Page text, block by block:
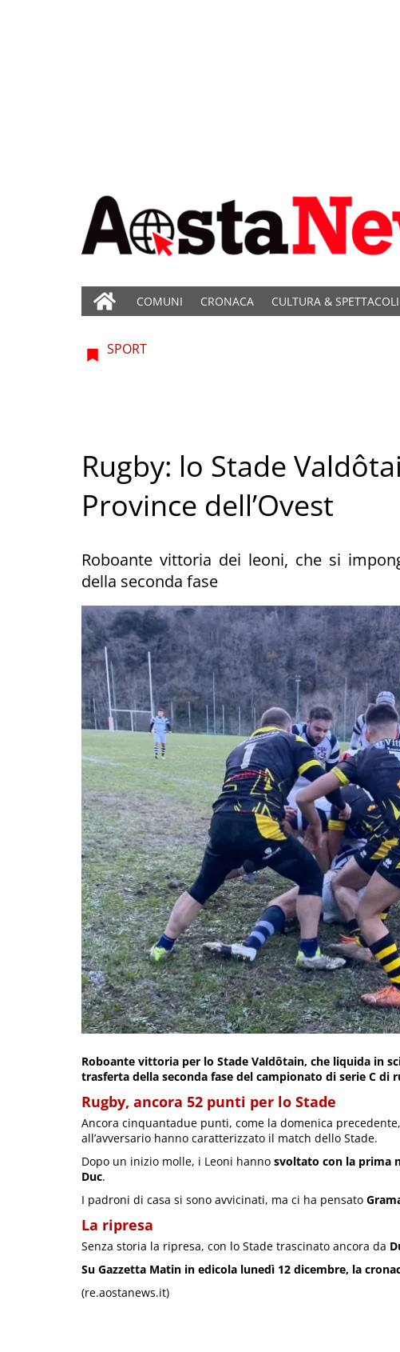
COMUNI CRONACA CULTURA & SPETTACOLI
SPORT
Rugby: lo Stade
Province dell’Ovest
Roboante vittoria dei leoni, che si
della seconda fase
Roboante vittoria per lo Stade Valdôtain, che liquida in
trasferta della seconda fase del campionato di serie C di
Rugby, ancora 52 punti per lo Stade
Ancora cinquantadue punti, come la domenica
all’avversario hanno caratterizzato il match dello Stade.
Dopo un inizio molle, i Leoni hanno svoltato con la prima
Duc.
I padroni di casa si sono avvicinati, ma ci ha pensato
La ripresa
Senza storia la ripresa, con lo Stade trascinato ancora da
Su Gazzetta Matin in edicola lunedì 12 dicembre, la
(re.aostanews.it)